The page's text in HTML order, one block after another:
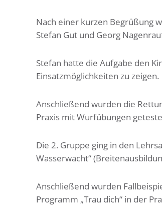
Nach einer kurzen Begrüßung
Stefan Gut und Georg
Stefan hatte die Aufgabe den
Einsatzmöglichkeiten zu zeigen.
Anschließend wurden die
Praxis mit Wurfübungen
Die 2. Gruppe ging in den
Wasserwacht“
Anschließend wurden
Programm „Trau dich“ in der